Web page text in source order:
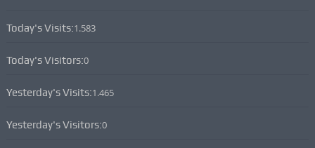
Today's Visits:1.583
Today's Visitors:0
Yesterday's Visits:1.465
Yesterday's Visitors:0